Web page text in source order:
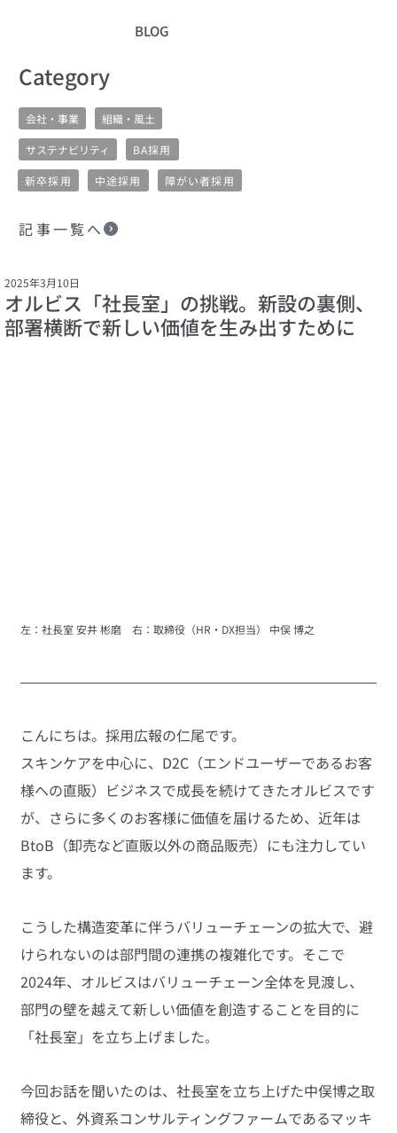
BLOG
​Category
会社・事業 組織・風土
サステナビリティ BA採用
記事一覧へ
新卒採用 中途採用 障がい者採用
オルビス「社長室」の挑戦。新設の裏側、
部署横断で新しい価値を生み出すために
2025年3月10日
左：社長室 安井 彬磨　右：取締役（HR・DX担当） 中俣 博之
こんにちは。採用広報の仁尾です。
スキンケアを中心に、D2C（エンドユーザーであるお客
様への直販）ビジネスで成長を続けてきたオルビスです
が、さらに多くのお客様に価値を届けるため、近年は
BtoB（卸売など直販以外の商品販売）にも注力してい
ます。
こうした構造変革に伴うバリューチェーンの拡大で、避
けられないのは部門間の連携の複雑化です。そこで
2024年、オルビスはバリューチェーン全体を見渡し、
部門の壁を越えて新しい価値を創造することを目的に
「社長室」を立ち上げました。
今回お話を聞いたのは、社長室を立ち上げた中俣博之取
締役と、外資系コンサルティングファームであるマッキ